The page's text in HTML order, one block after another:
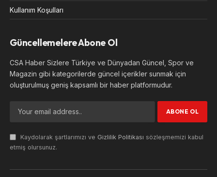
Kullanım Koşulları
Güncellemelere Abone Ol
CSA Haber Sizlere Türkiye ve Dünyadan Güncel, Spor ve
Magazin gibi kategorilerde güncel içerikler sunmak için
oluşturulmuş geniş kapsamlı bir haber platformudur.
Kaydolarak şartlarımızı ve Gizlilik Politikası sözleşmemizi kabul
etmiş olursunuz.